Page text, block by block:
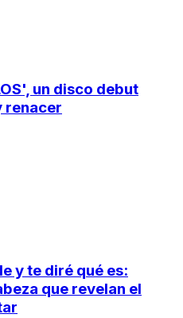
un disco debut
renacer
y te diré qué es:
que revelan el